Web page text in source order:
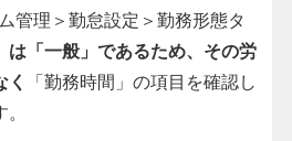
理＞勤怠設定＞勤務形態タ
は「一般」であるため、その労
「勤務時間」の項目 を確認し